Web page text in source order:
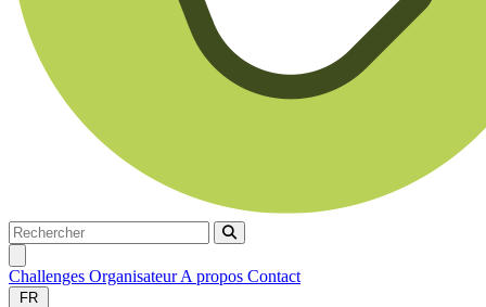
Rechercher
Rechercher
Challenges OrganisateurA propos Contact
FR